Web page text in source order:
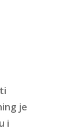
je
i